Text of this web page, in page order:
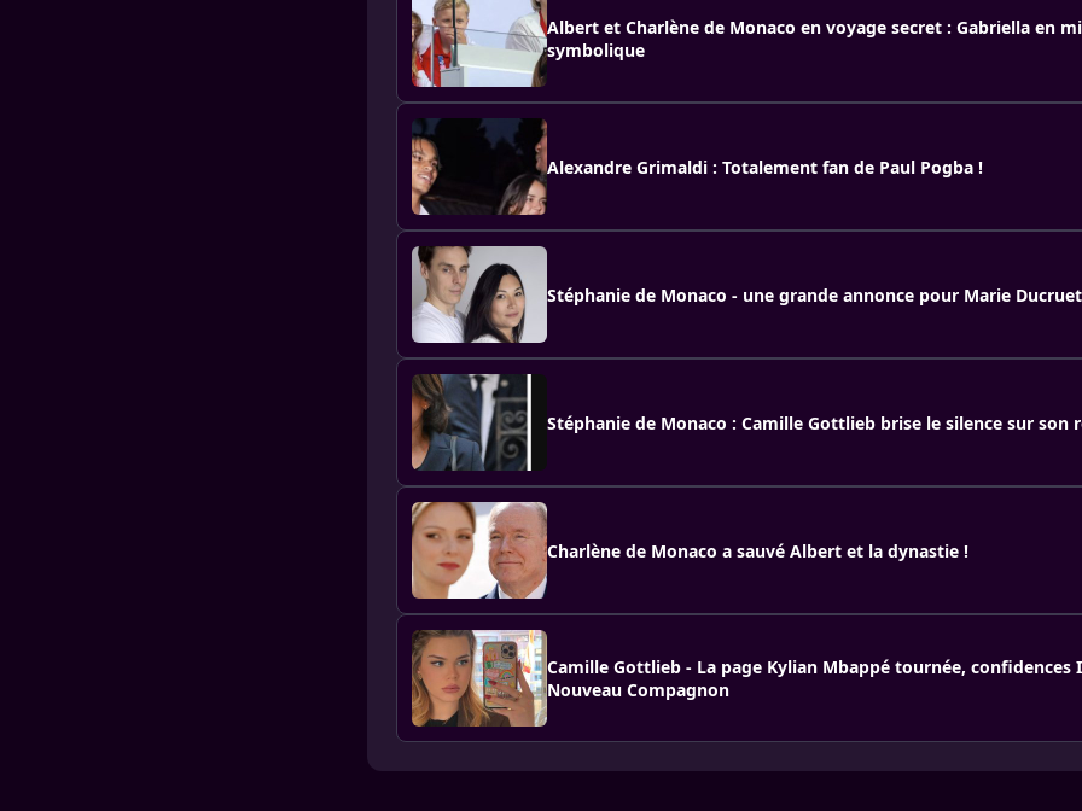
Albert et Charlène de Monaco en voyage secret : Gabriella en
symbolique
Alexandre Grimaldi : Totalement fan de Paul Pogba !
Stéphanie de Monaco - une grande annonce pour Marie Ducruet
Stéphanie de Monaco : Camille Gottlieb brise le silence sur son
Charlène de Monaco a sauvé Albert et la dynastie !
Camille Gottlieb - La page Kylian Mbappé tournée, confidences
Nouveau Compagnon